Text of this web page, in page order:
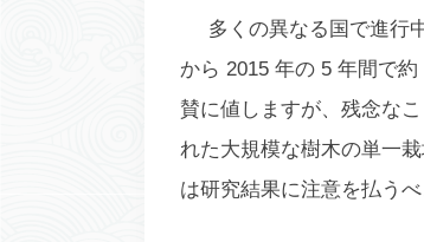
多くの異なる国で進行
から 2015 年の 5 年間で
賛に値しますが、残念な
れた大規模な樹木の単一
は研究結果に注意を払う